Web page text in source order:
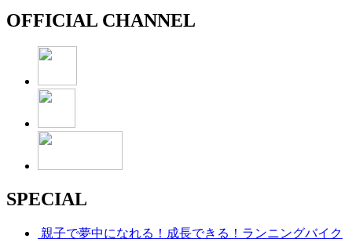
OFFICIAL CHANNEL
SPECIAL
親子で夢中になれる！成長できる！ランニングバイク